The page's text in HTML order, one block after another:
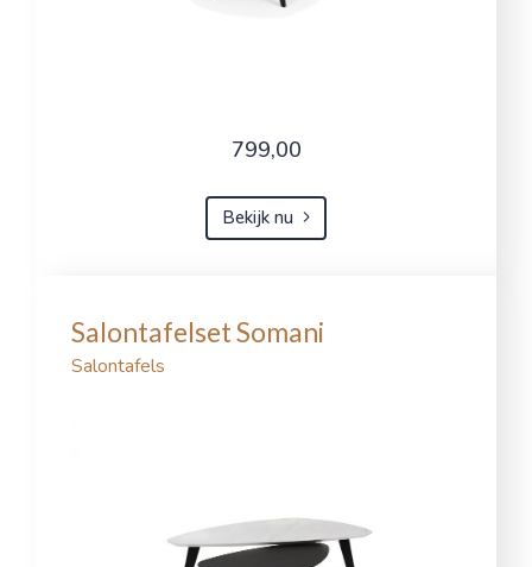
799,00
Bekijk nu
Salontafelset Somani
Salontafels